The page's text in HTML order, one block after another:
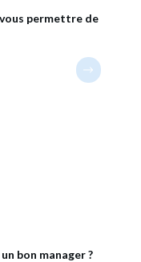
permettre de
bon manager ?